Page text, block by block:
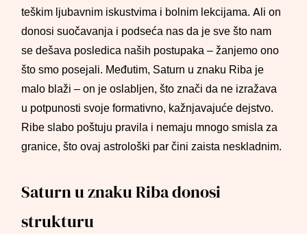
teškim ljubavnim iskustvima i bolnim lekcijama. Ali on
donosi suočavanja i podseća nas da je sve što nam
se dešava posledica naših postupaka – žanjemo ono
što smo posejali. Međutim, Saturn u znaku Riba je
malo blaži – on je oslabljen, što znači da ne izražava
u potpunosti svoje formativno, kažnjavajuće dejstvo.
Ribe slabo poštuju pravila i nemaju mnogo smisla za
granice, što ovaj astrološki par čini zaista neskladnim.
Saturn u znaku Riba donosi
strukturu